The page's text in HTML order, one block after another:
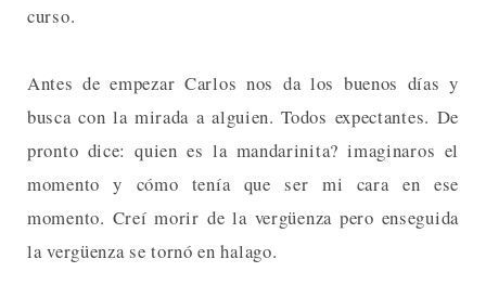
curso.
Antes de empezar Carlos nos da los buenos días y
busca con la mirada a alguien. Todos expectantes. De
pronto dice: quien es la mandarinita? imaginaros el
momento y cómo tenía que ser mi cara en ese
momento. Creí morir de la vergüenza pero enseguida
la vergüenza se tornó en halago.